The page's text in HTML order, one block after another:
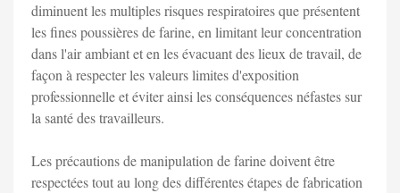
diminuent les multiples risques respiratoires que présentent
les fines poussières de farine, en limitant leur concentration
dans l'air ambiant et en les évacuant des lieux de travail, de
façon à respecter les valeurs limites d'exposition
professionnelle et éviter ainsi les conséquences néfastes sur
la santé des travailleurs.
Les précautions de manipulation de farine doivent être
respectées tout au long des différentes étapes de fabrication